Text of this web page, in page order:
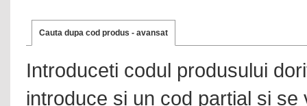
Cauta dupa cod produs - avansat
Introduceti codul produsului
introduce si un cod partial si